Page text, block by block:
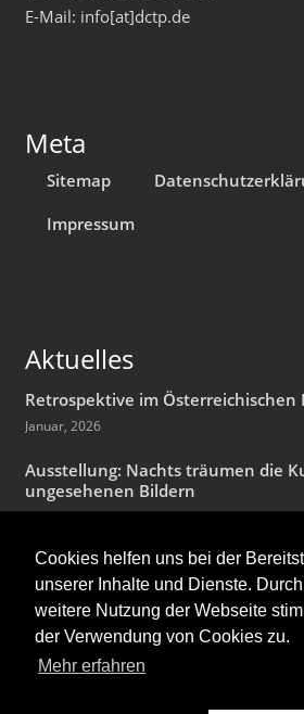
Cookies helfen uns bei der
unserer Inhalte und Dienste.
weitere Nutzung der Webseite
der Verwendung von Cookies zu.
Mehr erfahren
E-Mail: info[at]dctp.de
Meta
Sitemap
Impressum
Aktuelles
Retrospektive im Österreichischen
Januar, 2026
Ausstellung: Nachts träumen die
ungesehenen Bildern
Januar, 2026
Zum 90. Geburtstag von Hans
Dezember, 2025